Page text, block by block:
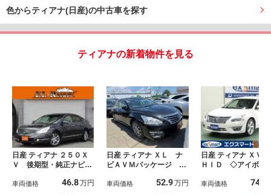
色からティアナ(日産)の中古車を探す
ティアナの新着物件を見る
日産 ティアナ ２５０Ｘ
Ｖ 後期型・純正ナビ・
ラ・Ｂｌｕｅｔｏｏｔｈ
車両価格 46.8万円
日産 ティアナ ＸＬ ナ
ビＡＶＭパッケージ 禁
オーディオ 全周囲カメ
車両価格 52.9万円
日産 ティアナ Ｘ
ＨＩＤ ◇アイボリ
トヒーター＆シート
車両価格 74.3